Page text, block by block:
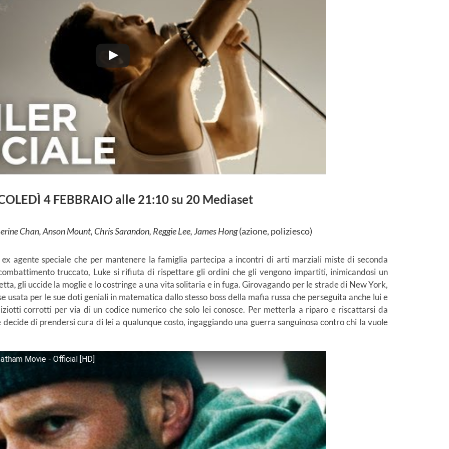
4 FEBBRAIO alle 21:10 su 20 Mediaset
Chan, Anson Mount, Chris Sarandon, Reggie Lee, James Hong(azione, poliziesco)
agente speciale che per mantenere la famiglia partecipa a incontri di arti marziali miste di seconda
truccato, Luke si rifiuta di rispettare gli ordini che gli vengono impartiti, inimicandosi un
gli uccide la moglie e lo costringe a una vita solitaria e in fuga. Girovagando per le strade di New York,
usata per le sue doti geniali in matematica dallo stesso boss della mafia russa che perseguita anche lui e
corrotti per via di un codice numerico che solo lei conosce. Per metterla a riparo e riscattarsi da
decide di prendersi cura di lei a qualunque costo, ingaggiando una guerra sanguinosa contro chi la vuole
Movie - Official [HD]